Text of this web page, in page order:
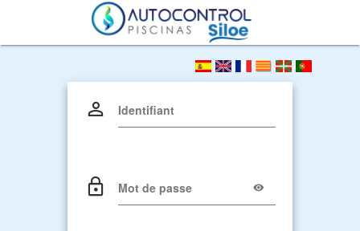
Identifiant
Mot de passe